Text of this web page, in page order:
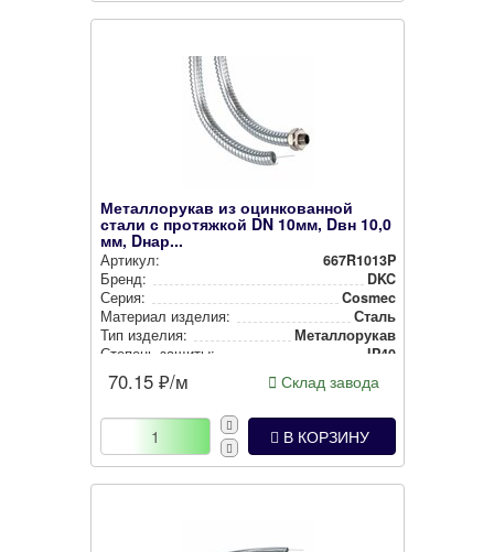
Металлорукав из оцинкованной
стали с протяжкой DN 10мм, Dвн 10,0
мм, Dнар...
Артикул:
667R1013P
Бренд:
DKC
Серия:
Cosmec
Материал изделия:
Сталь
Тип изделия:
Метал­ло­ру­кав
Степень защиты:
IP40
70.15 ₽/м Склад завода
В КОРЗИНУ